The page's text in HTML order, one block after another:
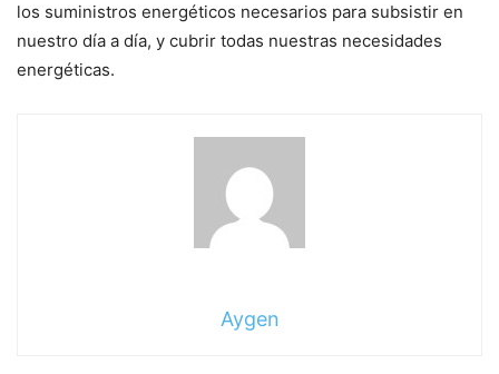
los suministros energéticos necesarios para subsistir en
nuestro día a día, y cubrir todas nuestras necesidades
energéticas.
Aygen